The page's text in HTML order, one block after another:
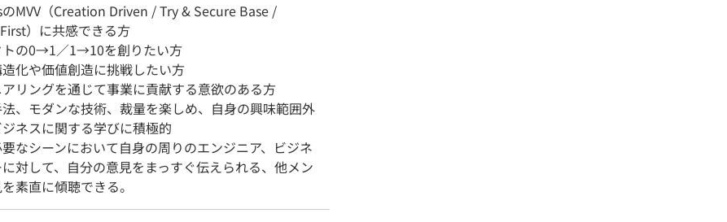
MVV（Creation Driven / Try & Secure Base /
）に共感できる方
トの0→1／1→10を創りたい方
造化や価値創造に挑戦したい方
アリングを通じて事業に貢献する意欲のある方
法、モダンな技術、裁量を楽しめ、自身の興味範囲外
ネスに関する学びに積極的
要なシーンにおいて自身の周りのエンジニア、ビジネ
対して、自分の意見をまっすぐ伝えられる、他メン
素直に傾聴できる。